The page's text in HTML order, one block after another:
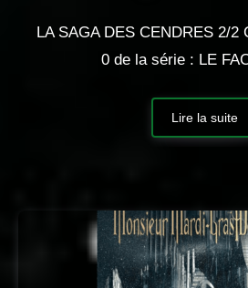
LA SAGA DES CENDRES 2/2
0 de la série : LE
Lire la suite